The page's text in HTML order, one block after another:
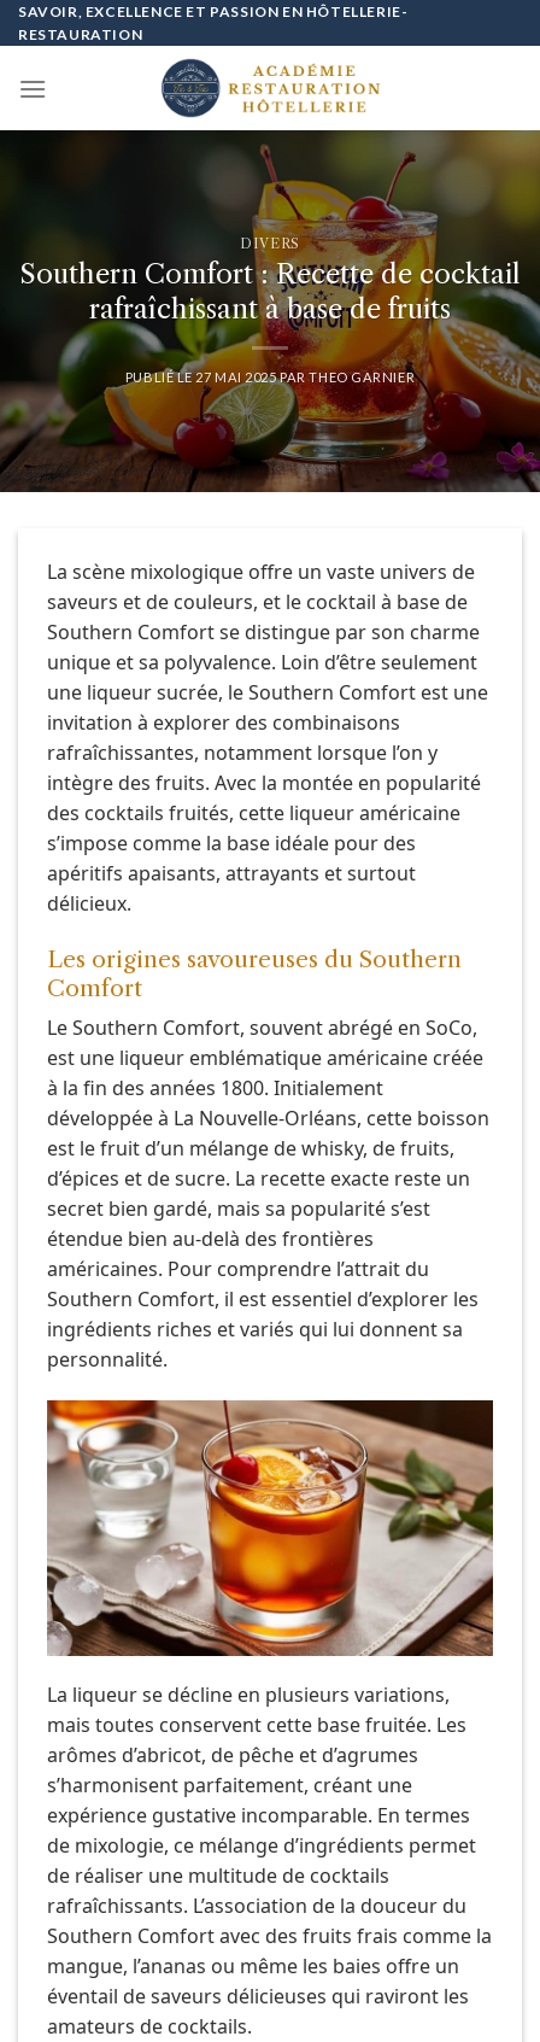
Passer
au
SAVOIR, EXCELLENCE ET PASSION EN HÔTELLERIE-
RESTAURATION
DIVERS
Southern Comfort : Recette de cocktail
rafraîchissant à base de fruits
PUBLIÉ LE27 MAI 2025PARTHEO GARNIER
La scène mixologique offre un vaste univers de
saveurs et de couleurs, et le cocktail à base de
Southern Comfort se distingue par son charme
unique et sa polyvalence. Loin d’être seulement
une liqueur sucrée, le Southern Comfort est une
invitation à explorer des combinaisons
rafraîchissantes, notamment lorsque l’on y
intègre des fruits. Avec la montée en popularité
des cocktails fruités, cette liqueur américaine
s’impose comme la base idéale pour des
apéritifs apaisants, attrayants et surtout
délicieux.
Les origines savoureuses du Southern
Comfort
Le Southern Comfort, souvent abrégé en SoCo,
est une liqueur emblématique américaine créée
à la fin des années 1800. Initialement
développée à La Nouvelle-Orléans, cette boisson
est le fruit d’un mélange de whisky, de fruits,
d’épices et de sucre. La recette exacte reste un
secret bien gardé, mais sa popularité s’est
étendue bien au-delà des frontières
américaines. Pour comprendre l’attrait du
Southern Comfort, il est essentiel d’explorer les
ingrédients riches et variés qui lui donnent sa
personnalité.
La liqueur se décline en plusieurs variations,
mais toutes conservent cette base fruitée. Les
arômes d’abricot, de pêche et d’agrumes
s’harmonisent parfaitement, créant une
expérience gustative incomparable. En termes
de mixologie, ce mélange d’ingrédients permet
de réaliser une multitude de cocktails
rafraîchissants. L’association de la douceur du
Southern Comfort avec des fruits frais comme la
mangue, l’ananas ou même les baies offre un
éventail de saveurs délicieuses qui raviront les
amateurs de cocktails.